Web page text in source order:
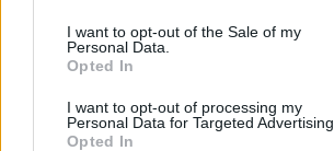
I want to opt-out of the Sale of my
Personal Data.
Opted In
I want to opt-out of processing my
Personal Data for Targeted Advertising.
Opted In